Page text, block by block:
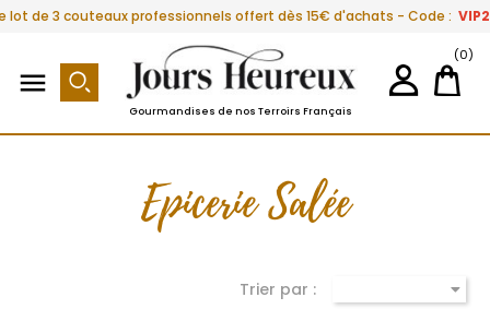
lot de 3 couteaux professionnels offert dès 15€ d'achats - Code :

Gourmandises de nos Terroirs Français
(0)
Epicerie Salée
Trier par :